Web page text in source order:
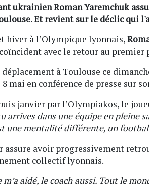
ukrainien Roman Yaremchuk
Et revient sur le déclic qui
hiver à l’Olympique lyonnais,
avec le retour au premier
à Toulouse ce
mai en conférence de presse sur
janvier par l’Olympiakos, le
arrives dans une équipe en pleine
une mentalité différente, un
assure avoir progressivement
collectif lyonnais.
m’a aidé, le coach aussi. Tout le